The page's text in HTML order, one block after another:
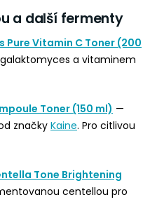
a další fermenty
Pure Vitamin C Toner (200
a vitaminem
Toner (150 ml) —
značky Kaine. Pro citlivou
Tone Brightening
centellou pro